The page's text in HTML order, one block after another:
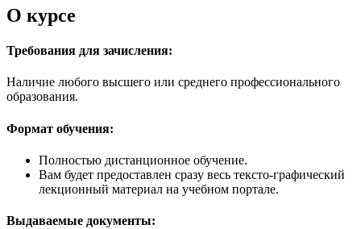
О курсе
Требования для зачисления:
Наличие любого высшего или среднего профессионального
образования.
Формат обучения:
Полностью дистанционное обучение.
Вам будет предоставлен сразу весь тексто-графический
лекционный материал на учебном портале.
Выдаваемые документы: